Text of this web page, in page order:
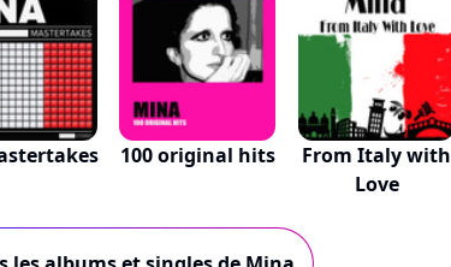
100 original hits
From Italy with
Love